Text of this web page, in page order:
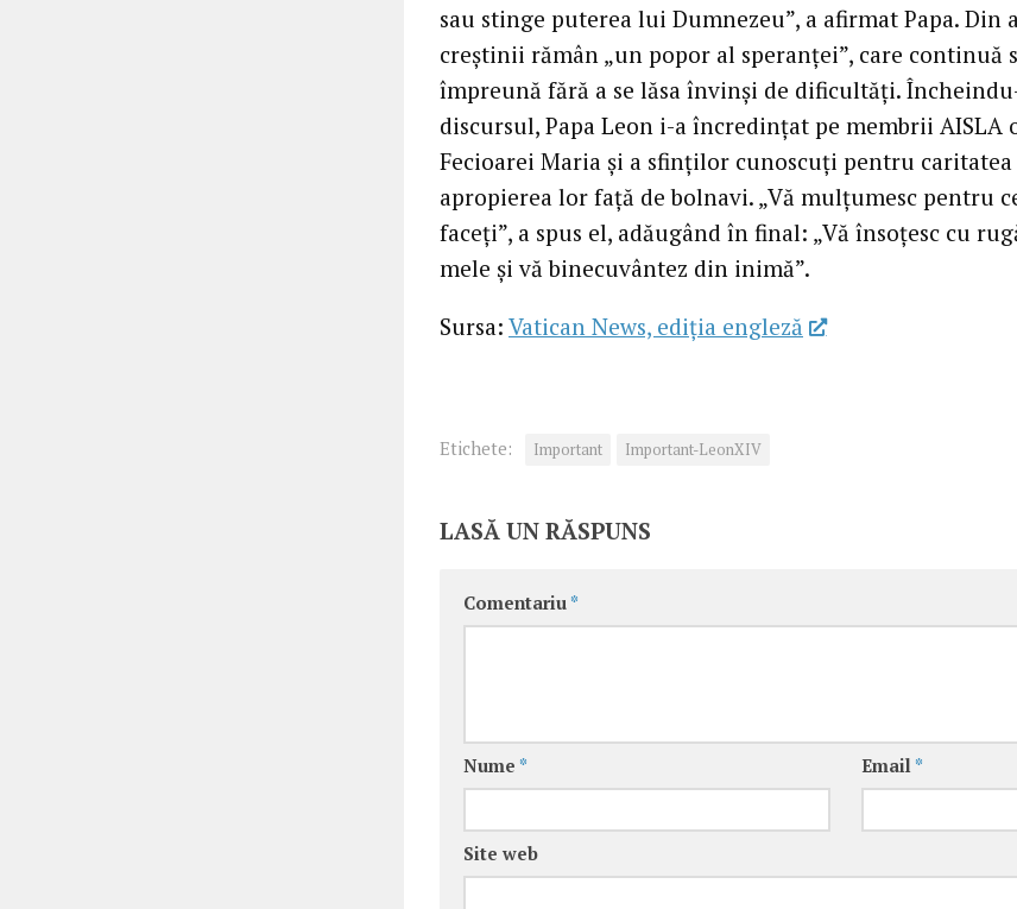
sau stinge puterea lui Dumnezeu”, a afirmat Papa. Din
creștinii rămân „un popor al speranței”, care continuă
împreună fără a se lăsa învinși de dificultăți.
discursul, Papa Leon i-a încredințat pe membrii AISLA
Fecioarei Maria și a sfinților cunoscuți pentru caritatea
apropierea lor față de bolnavi. „Vă mulțumesc pentru
faceți”, a spus el, adăugând în final: „Vă însoțesc cu
mele și vă binecuvântez din inimă”.
Sursa: Vatican News, ediția engleză
Etichete: Important Important-LeonXIV
LASĂ UN RĂSPUNS
Comentariu *
Nume * Email *
Site web